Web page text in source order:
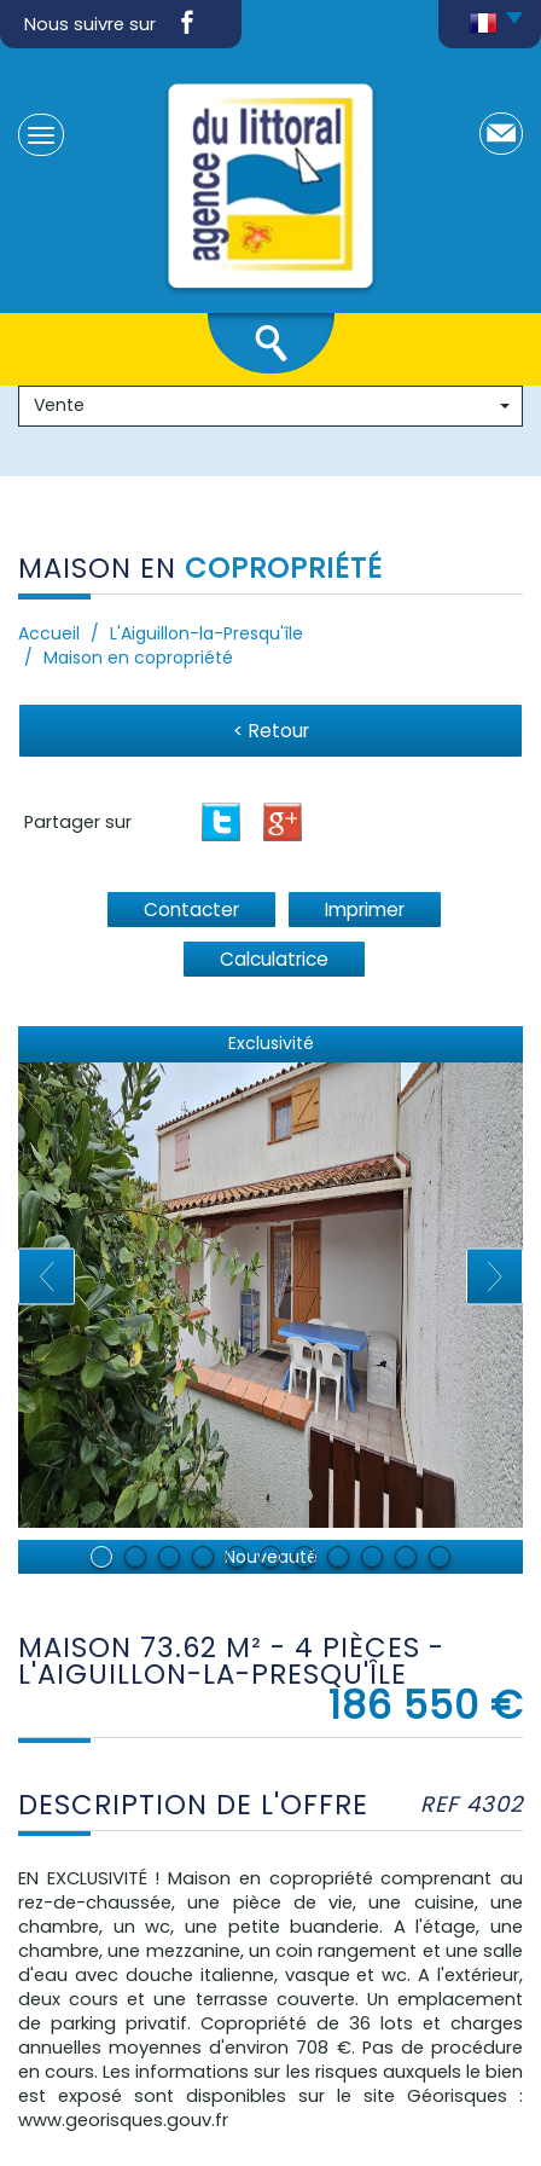
Nous suivre sur
Vente
MAISON EN COPROPRIÉTÉ
Accueil
L'Aiguillon-la-Presqu'île
Maison en copropriété
< Retour
Partager sur
Contacter
Imprimer
Calculatrice
Exclusivité
Nouveauté
MAISON 73.62 M² - 4 PIÈCES -
L'AIGUILLON-LA-PRESQU'ÎLE
186 550 €
DESCRIPTION DE L'OFFRE REF 4302
EN EXCLUSIVITÉ ! Maison en copropriété comprenant au
rez-de-chaussée, une pièce de vie, une cuisine, une
chambre, un wc, une petite buanderie. A l'étage, une
chambre, une mezzanine, un coin rangement et une salle
d'eau avec douche italienne, vasque et wc. A l'extérieur,
deux cours et une terrasse couverte. Un emplacement
de parking privatif. Copropriété de 36 lots et charges
annuelles moyennes d'environ 708 €. Pas de procédure
en cours. Les informations sur les risques auxquels le bien
est exposé sont disponibles sur le site Géorisques :
www.georisques.gouv.fr